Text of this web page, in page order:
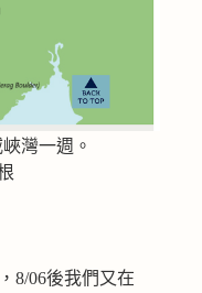
灣一週。
8/06後我們又在